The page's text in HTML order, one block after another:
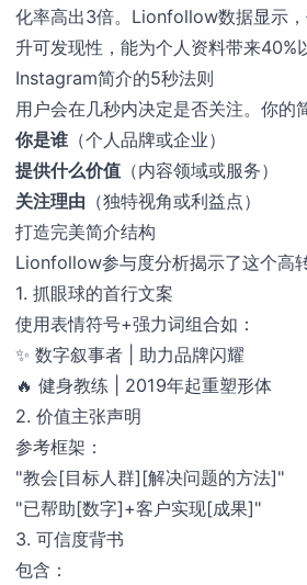
化率高出3倍。Lionfollow数据显示
升可发现性，能为个人资料带来40%
Instagram简介的5秒法则
用户会在几秒内决定是否关注。你的
你是谁 （个人品牌或企业）
提供什么价值 （内容领域或服务）
关注理由 （独特视角或利益点）
打造完美简介结构
Lionfollow参与度分析揭示了这个高
1. 抓眼球的首行文案
使用表情符号+强力词组合如：
✨ 数字叙事者 | 助力品牌闪耀
🔥 健身教练 | 2019年起重塑形体
2. 价值主张声明
参考框架：
"教会[目标人群][解决问题的方法]"
"已帮助[数字]+客户实现[成果]"
3. 可信度背书
包含：